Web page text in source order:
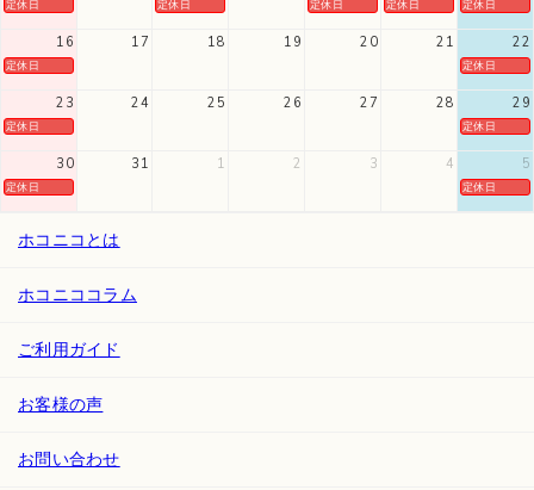
定休日 定休日 定休日 定休日 定休日
16 17 18 19 20 21 22
定休日 定休日
23 24 25 26 27 28 29
定休日 定休日
30 31 1 2 3 4 5
定休日 定休日
ホコニコとは
ホコニココラム
ご利用ガイド
お客様の声
お問い合わせ